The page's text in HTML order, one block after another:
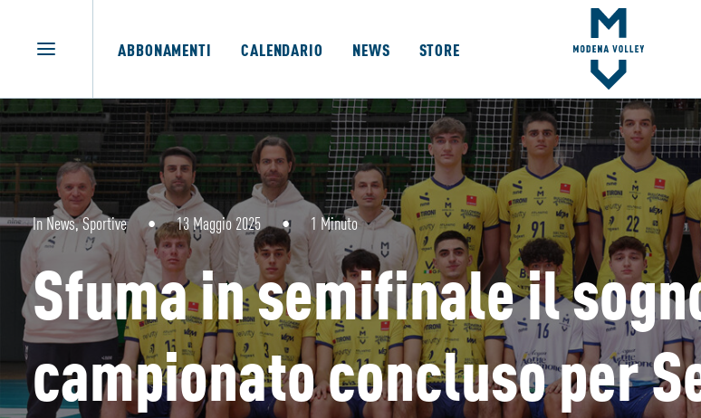
ABBONAMENTI CALENDARIO NEWS STORE
InNews,Sportive • 13 Maggio 2025 • 1 Minuto
Sfuma in semifinale il
campionato concluso per